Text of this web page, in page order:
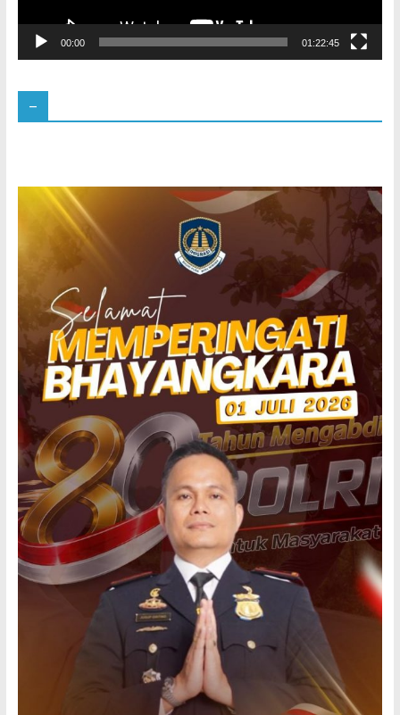
00:00 01:22:45
–